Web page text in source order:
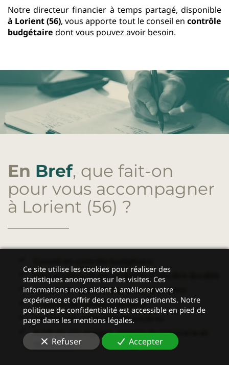
Notre directeur financier à temps partagé, disponible
à Lorient (56), vous apporte tout le conseil encontrôle
budgétaire dont vous pouvez avoir besoin.
En Bref, que fait-on
pour vous accompagner
à Lorient (56) ?
Mise en place d’une stratégie financière durable
Recherche de solutions de financement
Création de tableaux de bord
Gestion des difficultés financières
Audit de vos marges, gestion de trésorerie et
rentabilité
Ce site utilise les cookies pour réaliser des
statistiques anonymes sur les visites. Ces
informations nous aident à améliorer votre
expérience et offrir des contenus pertinents. Notre
politique de confidentialité est accessible en pied de
page dans les mentions légales.
Refuser Accepter